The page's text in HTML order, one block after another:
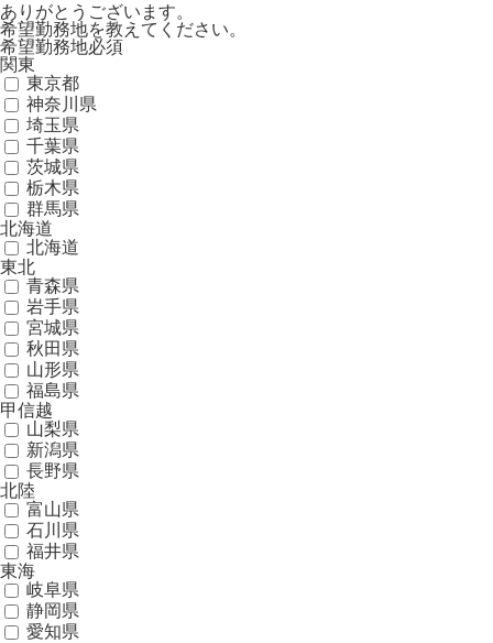
ありがとうございます。
希望勤務地を教えてください。
希望勤務地必須
関東
東京都
神奈川県
埼玉県
千葉県
茨城県
栃木県
群馬県
北海道
北海道
東北
青森県
岩手県
宮城県
秋田県
山形県
福島県
甲信越
山梨県
新潟県
長野県
北陸
富山県
石川県
福井県
東海
岐阜県
静岡県
愛知県